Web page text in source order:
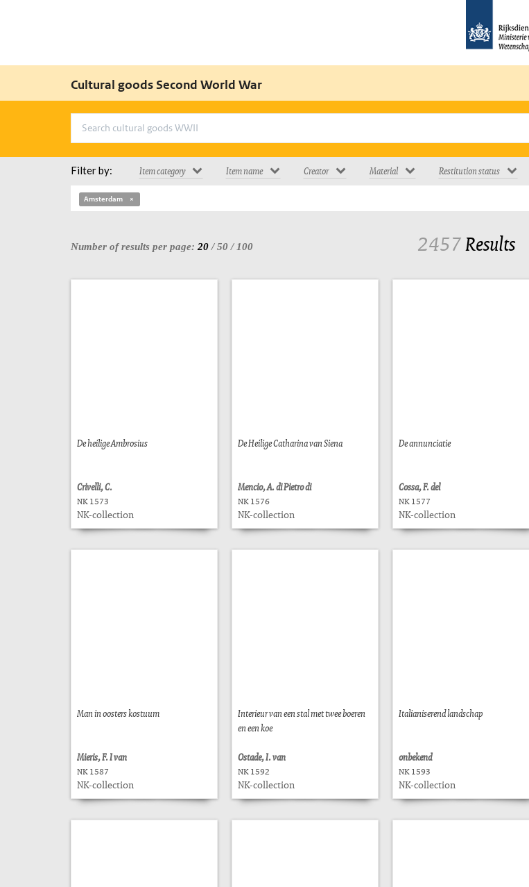
Cultural goods Second World War
Filter by: Item category Item name Creator Material Restitution status
Amsterdam
Number of results per page: 20 /50 / 100 2457Results
De heilige Ambrosius
Crivelli, C.
NK 1573
NK-collection
De Heilige Catharina van Siena
Mencio, A. di Pietro di
NK 1576
NK-collection
De annunciatie
Cossa, F. del
NK 1577
NK-collection
Man in oosters kostuum
Mieris, F. I van
NK 1587
NK-collection
Interieur van een stal met twee boeren
en een koe
Ostade, I. van
NK 1592
NK-collection
Italianiserend landschap
onbekend
NK 1593
NK-collection